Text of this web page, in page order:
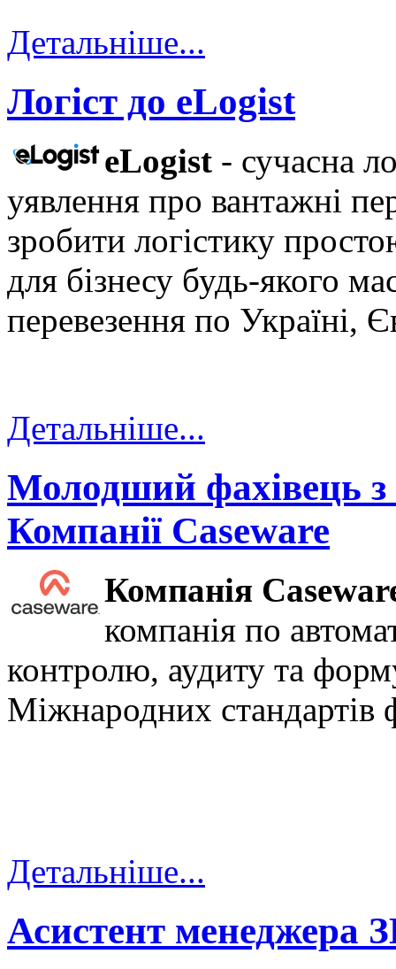
Детальніше...
Логіст до eLogist
eLogist - сучасна
уявлення про вантажні
зробити логістику
для бізнесу будь-якого
перевезення по Україні,
Детальніше...
Молодший фахівець з
Компанії Caseware
Компанія
компанія по
контролю, аудиту та
Міжнародних стандартів
Детальніше...
Асистент